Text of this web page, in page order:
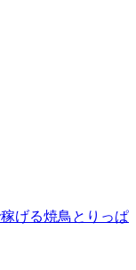
げる焼鳥とりっぱ